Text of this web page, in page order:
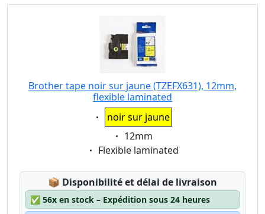
Brother tape noir sur jaune (TZEFX631), 12mm,
flexible laminated
Eigenschaft:
noir sur jaune
Eigenschaft:
12mm
Eigenschaft:
Flexible laminated
📦 Lagerstatus:
Disponibilité et délai de livraison
✅ 56x en stock – Expédition sous 24 heures